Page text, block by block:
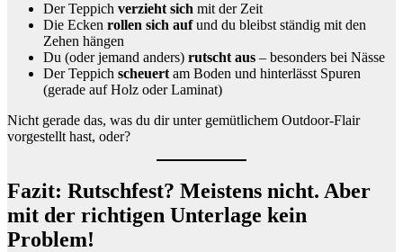
Der Teppich verzieht sich mit der Zeit
Die Ecken rollen sich aufund du bleibst ständig mit den
Zehen hängen
Du (oder jemand anders) rutscht aus – besonders bei Nässe
Der Teppich scheuert am Boden und hinterlässt Spuren
(gerade auf Holz oder Laminat)
Nicht gerade das, was du dir unter gemütlichem Outdoor-Flair
vorgestellt hast, oder?
Fazit: Rutschfest? Meistens nicht. Aber
mit der richtigen Unterlage kein
Problem!